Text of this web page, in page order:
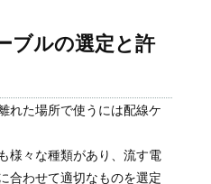
ブルの選定と許
れた場所で使うには配線ケ
様々な種類があり、流す電
合わせて適切なものを選定